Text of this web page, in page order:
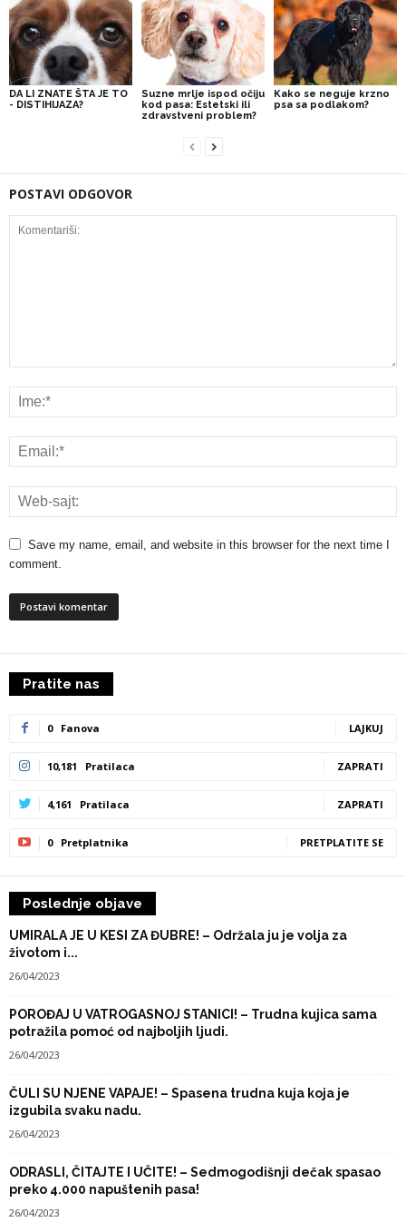
DA LI ZNATE ŠTA JE TO
- DISTIHIJAZA?
Suzne mrlje ispod očiju
kod pasa: Estetski ili
zdravstveni problem?
Kako se neguje krzno
psa sa podlakom?
POSTAVI ODGOVOR
Save my name, email, and website in this browser for the next time I
comment.
Pratite nas
0 Fanova LAJKUJ
10,181 Pratilaca ZAPRATI
4,161 Pratilaca ZAPRATI
0 Pretplatnika PRETPLATITE SE
Poslednje objave
UMIRALA JE U KESI ZA ĐUBRE! – Održala ju je volja za
životom i...
26/04/2023
POROĐAJ U VATROGASNOJ STANICI! – Trudna kujica sama
potražila pomoć od najboljih ljudi.
26/04/2023
ČULI SU NJENE VAPAJE! – Spasena trudna kuja koja je
izgubila svaku nadu.
26/04/2023
ODRASLI, ČITAJTE I UČITE! – Sedmogodišnji dečak spasao
preko 4.000 napuštenih pasa!
26/04/2023